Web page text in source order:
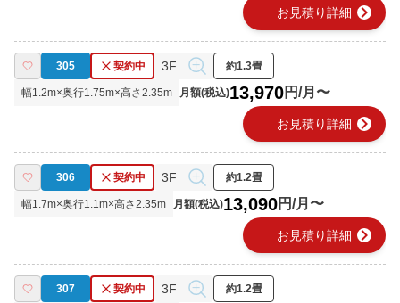
お見積り詳細 chevron_right
305 契約中 3F 約1.3畳
幅1.2m×奥行1.75m×高さ2.35m 月額(税込)13,970円/月〜
お見積り詳細 chevron_right
306 契約中 3F 約1.2畳
幅1.7m×奥行1.1m×高さ2.35m 月額(税込)13,090円/月〜
お見積り詳細 chevron_right
307 契約中 3F 約1.2畳